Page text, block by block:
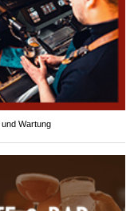
Wartung